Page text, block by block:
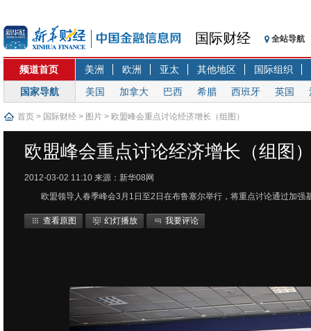
国际财经 全站导航
频道首页 美洲 欧洲 亚太 其他地区
国际组织
国家导航
美国 加拿大 巴西 希腊 西班牙 英国
首页 > 国际财经 > 图片 > 欧盟峰会重点讨论经济增长（组图）
欧盟峰会重点讨论经济增长（组图
2012-03-02 11:10 来源：新华08网
欧盟领导人春季峰会3月1日至2日在布鲁塞尔举行，将重点讨论通过加强
查看原图 幻灯播放 我要评论